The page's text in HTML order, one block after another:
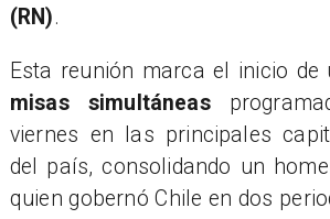
(RN).
Esta reunión marca el inicio de
misas simultáneas
viernes en las principales
del país, consolidando un
quien gobernó Chile en dos